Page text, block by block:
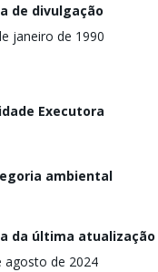
de divulgação
janeiro de 1990
Executora
ambiental
da última atualização
agosto de 2024